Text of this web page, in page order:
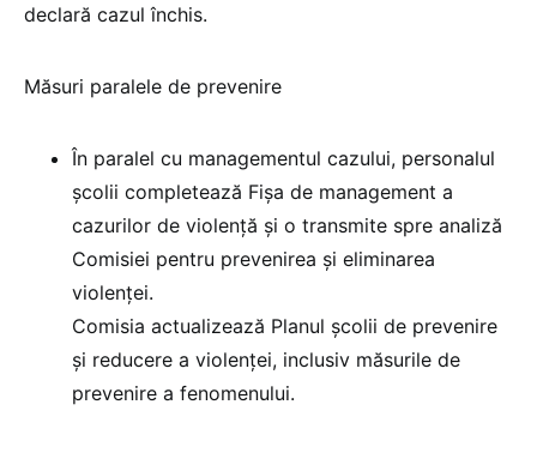
declară cazul închis.
Măsuri paralele de prevenire
În paralel cu managementul cazului, personalul
școlii completează Fișa de management a
cazurilor de violență și o transmite spre analiză
Comisiei pentru prevenirea și eliminarea
violenței.
Comisia actualizează Planul școlii de prevenire
și reducere a violenței, inclusiv măsurile de
prevenire a fenomenului.